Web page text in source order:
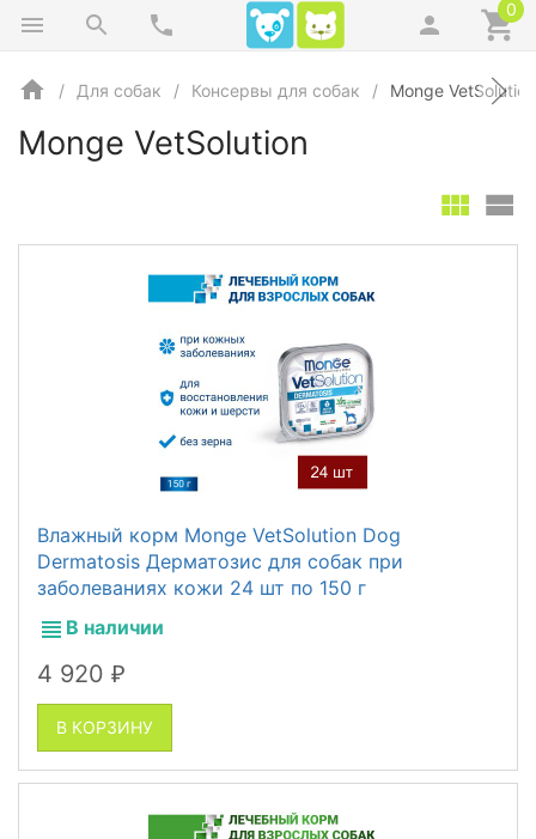
0
Для собак Консервы для собак Monge VetSolution
Monge VetSolution
Влажный корм Monge VetSolution Dog
Dermatosis Дерматозис для собак при
заболеваниях кожи 24 шт по 150 г
В наличии
4 920 ₽
В КОРЗИНУ